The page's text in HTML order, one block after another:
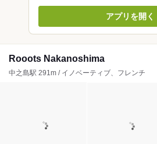
アプリを開く
Rooots Nakanoshima
中之島駅 291m / イノベーティブ、フレンチ